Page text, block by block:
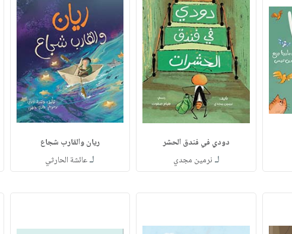
دودي في فندق الحشر
لـ نرمين مجدي
ريان والقارب شجاع
لـعائشة الحارثي